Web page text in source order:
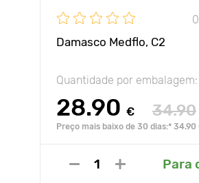
Damasco Medflo, C2
Quantidade por embalagem:
28.90 € 34.90
Preço mais baixo de 30 dias:* 34.90
Para